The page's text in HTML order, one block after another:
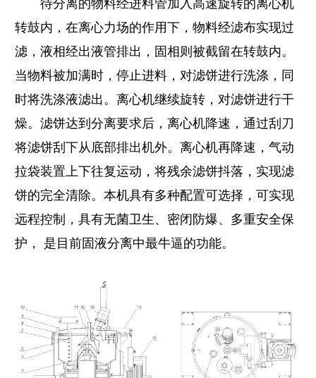
待分离的物料经进料管加入高速旋转的离心机
转鼓内，在离心力场的作用下，物料经滤布实现过
滤，液相经出液管排出，固相则被截留在转鼓内。
当物料被加满时，停止进料，对滤饼进行洗涤，同
时将洗涤液滤出。离心机继续旋转，对滤饼进行干
燥。滤饼达到分离要求后，离心机降速，通过刮刀
将滤饼刮下从底部排出机外。离心机再降速，气动
拉袋装置上下往复运动，将残余滤饼抖落，实现滤
饼的完全清除。本机具有多种配置可选择，可实现
远程控制，具有无菌卫生、密闭防爆、多重安全保
护， 是目前固液分离中最牛逼的功能。